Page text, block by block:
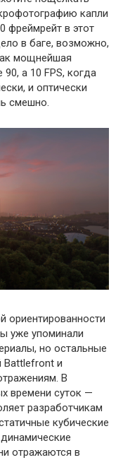
капли
фреймрейт в этот
в баге, возможно,
мощнейшая
а 10 FPS, когда
и оптически
смешно.
ориентированности
уже упоминали
но остальные
Battlefront и
В
времени суток —
разработчикам
кубические
отражаются в